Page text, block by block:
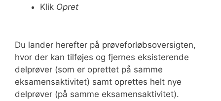
Klik Opret
Du lander herefter på prøveforløbsoversigten,
hvor der kan tilføjes og fjernes eksisterende
delprøver (som er oprettet på samme
eksamensaktivitet) samt oprettes helt nye
delprøver (på samme eksamensaktivitet).